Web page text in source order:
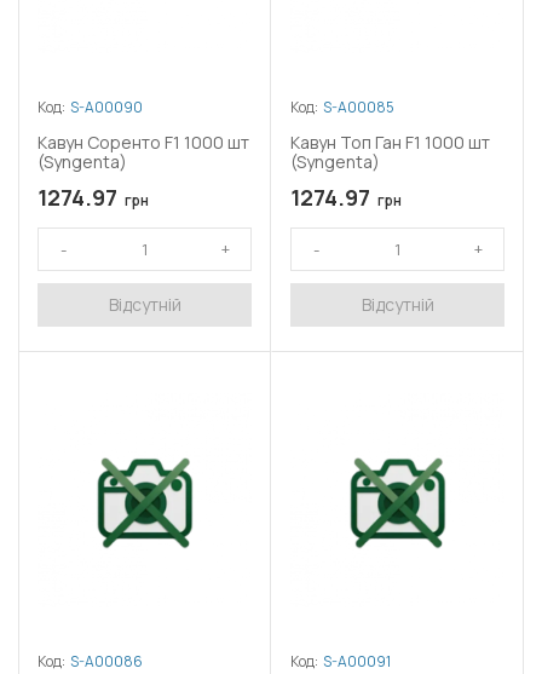
Код: S-A00090
Кавун Соренто F1 1000 шт
(Syngenta)
1274.97 грн
Відсутній
Код: S-A00085
Кавун Топ Ган F1 1000 шт
(Syngenta)
1274.97 грн
Відсутній
Код: S-A00086 Код: S-A00091